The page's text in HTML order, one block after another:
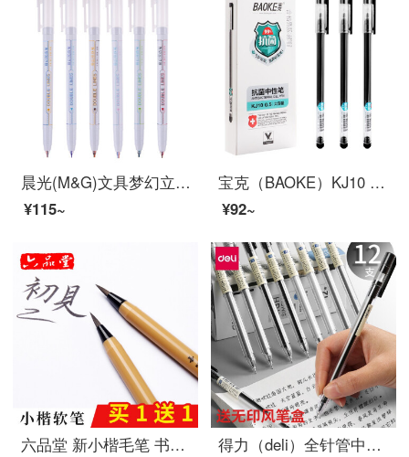
晨光(M&G)文具梦幻立体双线笔 奇幻系列手帐笔 学生荧光标记笔 单支双色双线笔 6支/盒ASPT0802
¥115~
宝克（BAOKE）KJ10 抑菌全针管0.5mm大容量中性笔 一次性签字笔巨能写水笔 黑色 12支/盒
¥92~
六品堂 新小楷毛笔 书法抄经钢笔式软笔小号毛笔练字软头笔可加墨毛笔 成人特细水性书画小楷软头秀丽笔 软笔1支【买1含1、买2共4支再含填充墨水30g】
得力（deli）全针管中性笔0.38mm 可爱签字笔学生用碳素水笔办公用品 黑色ins风中性笔 12支/盒